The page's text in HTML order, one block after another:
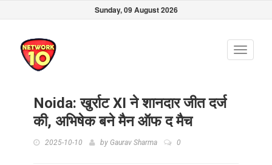
Sunday, 09 August 2026
Toggle
Noida: खुर्राट XI ने शानदार जीत दर्ज
की, अभिषेक बने मैन ऑफ द मैच
2025-10-10 by Gaurav Sharma 0